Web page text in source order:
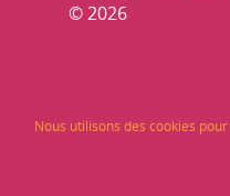
Nous utilisons des cookies
© 2026